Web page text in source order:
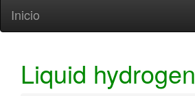
Inicio
Liquid hydrogen